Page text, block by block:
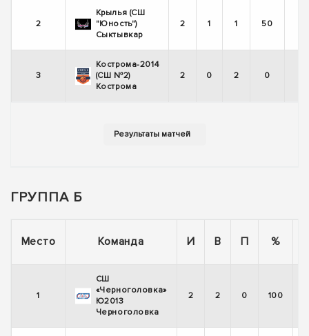
2
Крылья (СШ
"Юность")
Сыктывкар
2 1 1 50
3
Кострома-2014
(СШ №2)
Кострома
2 0 2 0
ГРУППА Б
Место Команда И В П %
1
СШ
«Черноголовка»
Ю2013
Черноголовка
2 2 0 100